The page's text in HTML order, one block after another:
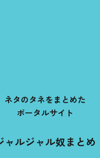
ャルジャル奴まとめ
ネタのタネをまとめた
ポータルサイト